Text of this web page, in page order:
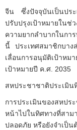
จีน ซึ่งปัจจุบันเป็นประ
ปรับปรุงเป้าหมายใน
ความยากลำบากในกา
นี้ ประเทศสมาชิกบาง
เลื่อนการอนุมัติเป้าหม
เป้าหมายปี ค.ศ. 2035
สหประชาชาติประเมิน
การประเมินของสหป
หน้าไปในทิศทางที่สาม
ปลอดภัย หรือยังจำเป็